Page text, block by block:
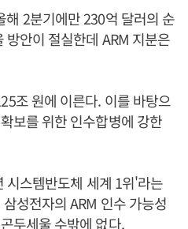
2분기에만 230억 달러의 순
안이 절실한데 ARM 지분은
조 원에 이른다. 이를 바탕으
보를 위한 인수합병에 강한
시스템반도체 세계 1위'라는
성전자의 ARM 인수 가능성
두세울 수밖에 없다.